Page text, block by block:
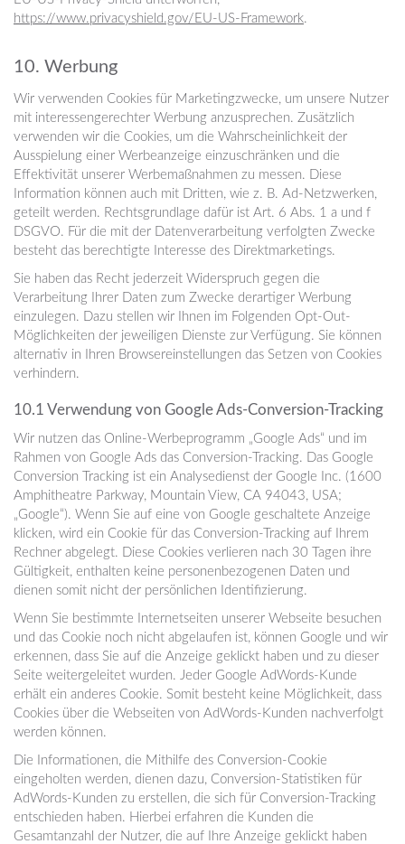
https://www.privacyshield.gov/EU-US-Framework.
10. Werbung
Wir verwenden Cookies für Marketingzwecke, um unsere Nutzer
mit interessengerechter Werbung anzusprechen. Zusätzlich
verwenden wir die Cookies, um die Wahrscheinlichkeit der
Ausspielung einer Werbeanzeige einzuschränken und die
Effektivität unserer Werbemaßnahmen zu messen. Diese
Information können auch mit Dritten, wie z. B. Ad-Netzwerken,
geteilt werden. Rechtsgrundlage dafür ist Art. 6 Abs. 1 a und f
DSGVO. Für die mit der Datenverarbeitung verfolgten Zwecke
besteht das berechtigte Interesse des Direktmarketings.
Sie haben das Recht jederzeit Widerspruch gegen die
Verarbeitung Ihrer Daten zum Zwecke derartiger Werbung
einzulegen. Dazu stellen wir Ihnen im Folgenden Opt-Out-
Möglichkeiten der jeweiligen Dienste zur Verfügung. Sie können
alternativ in Ihren Browsereinstellungen das Setzen von Cookies
verhindern.
10.1 Verwendung von Google Ads-Conversion-Tracking
Wir nutzen das Online-Werbeprogramm „Google Ads“ und im
Rahmen von Google Ads das Conversion-Tracking. Das Google
Conversion Tracking ist ein Analysedienst der Google Inc. (1600
Amphitheatre Parkway, Mountain View, CA 94043, USA;
„Google“). Wenn Sie auf eine von Google geschaltete Anzeige
klicken, wird ein Cookie für das Conversion-Tracking auf Ihrem
Rechner abgelegt. Diese Cookies verlieren nach 30 Tagen ihre
Gültigkeit, enthalten keine personenbezogenen Daten und
dienen somit nicht der persönlichen Identifizierung.
Wenn Sie bestimmte Internetseiten unserer Webseite besuchen
und das Cookie noch nicht abgelaufen ist, können Google und wir
erkennen, dass Sie auf die Anzeige geklickt haben und zu dieser
Seite weitergeleitet wurden. Jeder Google AdWords-Kunde
erhält ein anderes Cookie. Somit besteht keine Möglichkeit, dass
Cookies über die Webseiten von AdWords-Kunden nachverfolgt
werden können.
Die Informationen, die Mithilfe des Conversion-Cookie
eingeholten werden, dienen dazu, Conversion-Statistiken für
AdWords-Kunden zu erstellen, die sich für Conversion-Tracking
entschieden haben. Hierbei erfahren die Kunden die
Gesamtanzahl der Nutzer, die auf Ihre Anzeige geklickt haben